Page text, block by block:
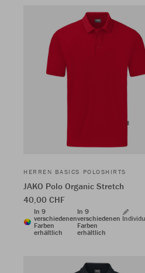
HERREN BASICS POLOSHIRTS
JAKO Polo Organic Stretch
40,00 CHF
In 9
verschiedenen
Farben
erhältlich
In 9
verschiedenen
Farben
erhältlich